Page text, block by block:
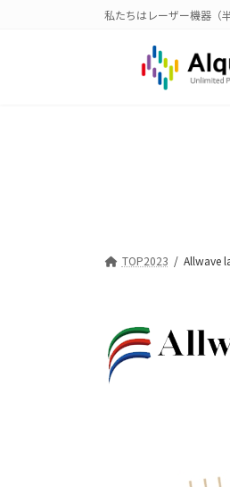
私たちはレーザー機器（
TOP2023 Allwave